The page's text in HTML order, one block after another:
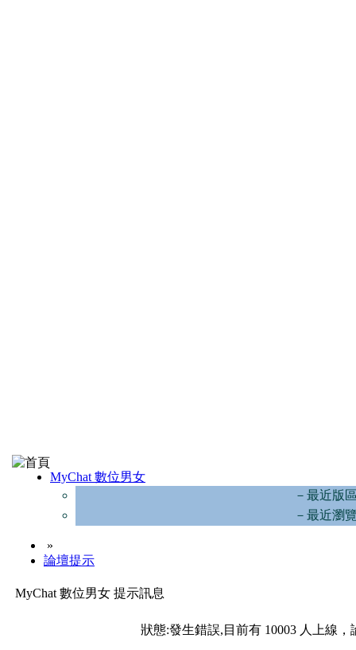
MyChat 數位男女
－最近版
－最近瀏
»
論壇提示
MyChat 數位男女 提示訊息
狀態:發生錯誤,目前有 10003 人上線